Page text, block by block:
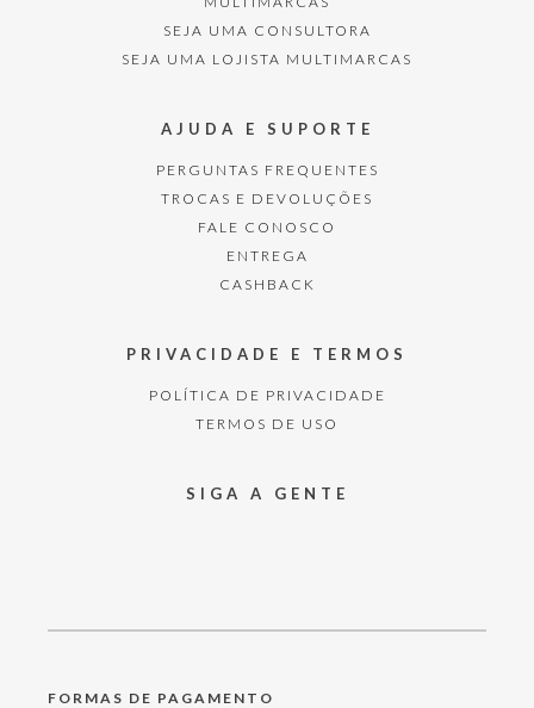
SEJA UMA CONSULTORA
SEJA UMA LOJISTA MULTIMARCAS
AJUDA E SUPORTE
PERGUNTAS FREQUENTES
TROCAS E DEVOLUÇÕES
FALE CONOSCO
ENTREGA
CASHBACK
PRIVACIDADE E TERMOS
POLÍTICA DE PRIVACIDADE
TERMOS DE USO
SIGA A GENTE
FORMAS DE PAGAMENTO